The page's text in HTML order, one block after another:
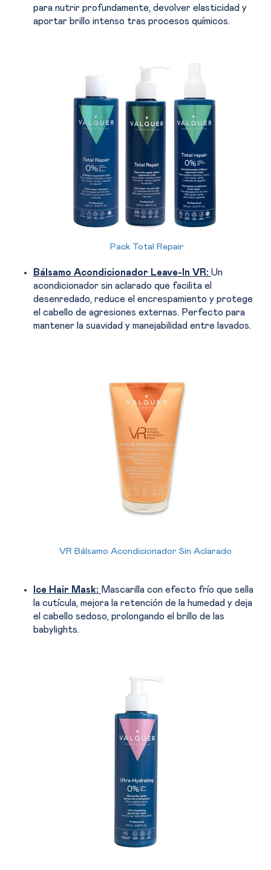
para nutrir profundamente, devolver elasticidad y
aportar brillo intenso tras procesos químicos.
Pack Total Repair
Bálsamo Acondicionador Leave-In VR: Un
acondicionador sin aclarado que facilita el
desenredado, reduce el encrespamiento y protege
el cabello de agresiones externas. Perfecto para
mantener la suavidad y manejabilidad entre lavados.
VR Bálsamo Acondicionador Sin Aclarado
Ice Hair Mask: Mascarilla con efecto frío que sella
la cutícula, mejora la retención de la humedad y deja
el cabello sedoso, prolongando el brillo de las
babylights.